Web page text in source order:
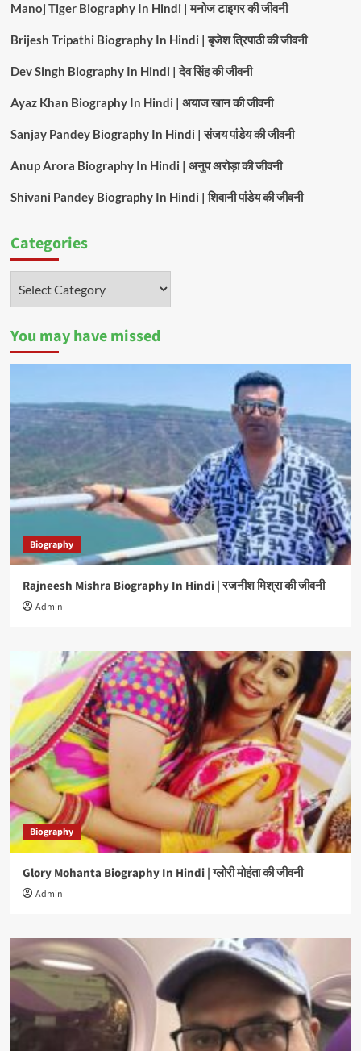
Manoj Tiger Biography In Hindi | मनोज टाइगर की जीवनी
Brijesh Tripathi Biography In Hindi | बृजेश त्रिपाठी की जीवनी
Dev Singh Biography In Hindi | देव सिंह की जीवनी
Ayaz Khan Biography In Hindi | अयाज खान की जीवनी
Sanjay Pandey Biography In Hindi | संजय पांडेय की जीवनी
Anup Arora Biography In Hindi | अनुप अरोड़ा की जीवनी
Shivani Pandey Biography In Hindi | शिवानी पांडेय की जीवनी
Categories
You may have missed
Biography
Rajneesh Mishra Biography In Hindi | रजनीश मिश्रा की जीवनी
Admin
Biography
Glory Mohanta Biography In Hindi | ग्लोरी मोहंता की जीवनी
Admin